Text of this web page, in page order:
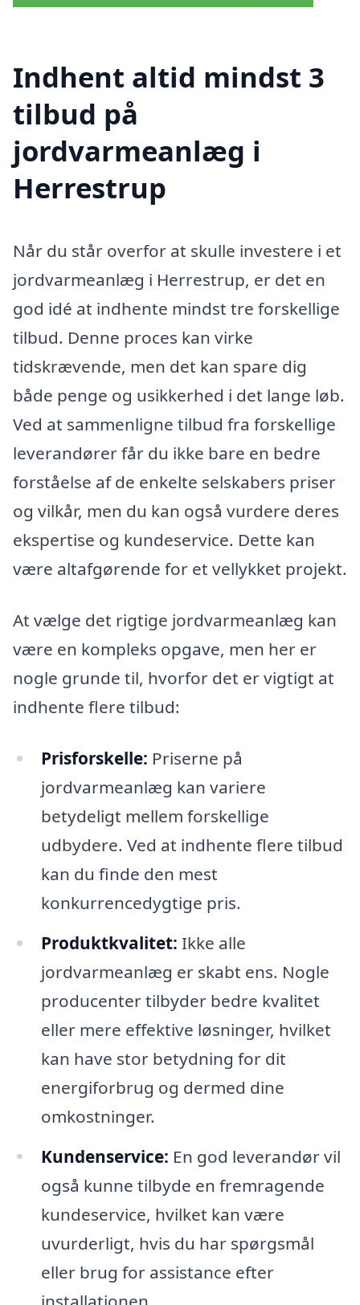
Indhent altid mindst 3
tilbud på
jordvarmeanlæg i
Herrestrup
Når du står overfor at skulle investere i et
jordvarmeanlæg i Herrestrup, er det en
god idé at indhente mindst tre forskellige
tilbud. Denne proces kan virke
tidskrævende, men det kan spare dig
både penge og usikkerhed i det lange løb.
Ved at sammenligne tilbud fra forskellige
leverandører får du ikke bare en bedre
forståelse af de enkelte selskabers priser
og vilkår, men du kan også vurdere deres
ekspertise og kundeservice. Dette kan
være altafgørende for et vellykket projekt.
At vælge det rigtige jordvarmeanlæg kan
være en kompleks opgave, men her er
nogle grunde til, hvorfor det er vigtigt at
indhente flere tilbud:
Prisforskelle: Priserne på
jordvarmeanlæg kan variere
betydeligt mellem forskellige
udbydere. Ved at indhente flere tilbud
kan du finde den mest
konkurrencedygtige pris.
Produktkvalitet: Ikke alle
jordvarmeanlæg er skabt ens. Nogle
producenter tilbyder bedre kvalitet
eller mere effektive løsninger, hvilket
kan have stor betydning for dit
energiforbrug og dermed dine
omkostninger.
Kundenservice: En god leverandør vil
også kunne tilbyde en fremragende
kundeservice, hvilket kan være
uvurderligt, hvis du har spørgsmål
eller brug for assistance efter